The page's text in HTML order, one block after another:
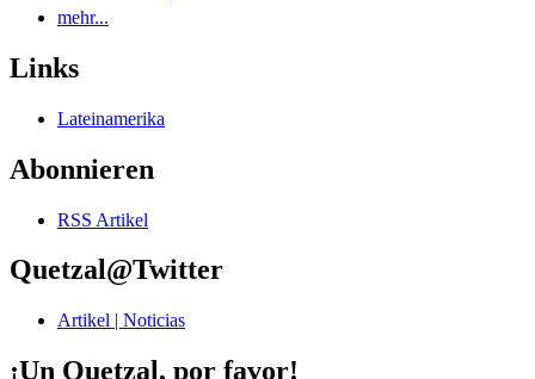
mehr...
Links
Lateinamerika
Abonnieren
RSS Artikel
Quetzal@Twitter
Artikel | Noticias
¡Un Quetzal, por favor!